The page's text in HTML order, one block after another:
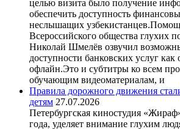
целью визита было получение
обеспечить доступность
неслышащих
Всероссийского общества глухих
Николай Шмелёв озвучил
доступности банковских услуг как
офлайн.Это и субтитры ко всем
обучающим видеоматериалам, и
Правила дорожного движения
детям 27.07.2026
Петербургская киностудия
года, уделяет внимание глухим